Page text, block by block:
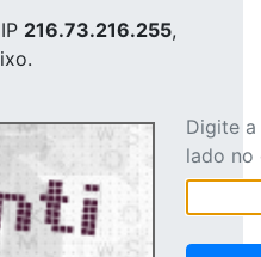
216.73.216.255,
Digite
lado no